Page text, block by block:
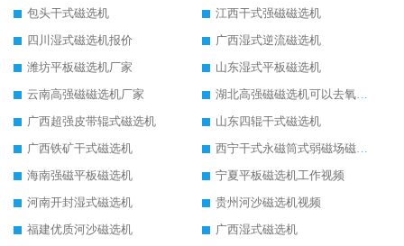
包头干式磁选机
江西干式强磁磁选机
四川湿式磁选机报价
广西湿式逆流磁选机
潍坊平板磁选机厂家
山东湿式平板磁选机
云南高强磁磁选机厂家
湖北高强磁磁选机可以去氧化铝
广西超强皮带辊式磁选机
山东四辊干式磁选机
广西铁矿干式磁选机
西宁干式永磁筒式弱磁场磁选机结构图
海南强磁平板磁选机
宁夏平板磁选机工作视频
河南开封湿式磁选机
贵州河沙磁选机视频
福建优质河沙磁选机
广西湿式磁选机